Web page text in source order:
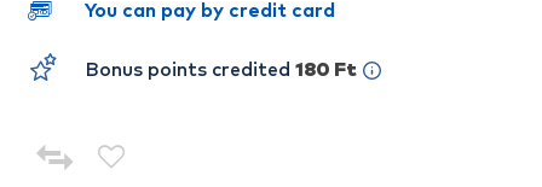
You can pay by credit card
Bonus points credited 180 Ft